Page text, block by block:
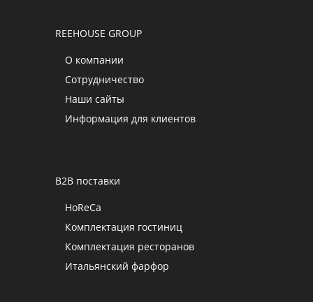
REEHOUSE GROUP
О компании
Сотрудничество
Наши сайты
Информация для клиентов
B2B поставки
HoReCa
Комплектация гостиниц
Комплектация ресторанов
Итальянский фарфор